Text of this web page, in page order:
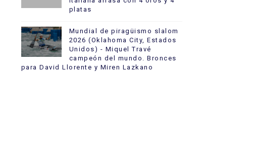
platas
Mundial de piragüismo slalom
2026 (Oklahoma City, Estados
Unidos) - Miquel Travé
campeón del mundo. Bronces
para David Llorente y Miren Lazkano